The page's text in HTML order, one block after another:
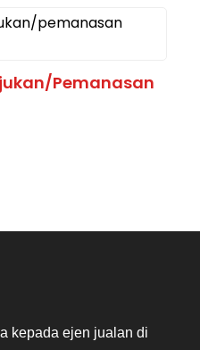
pemanasan
kepada ejen jualan di